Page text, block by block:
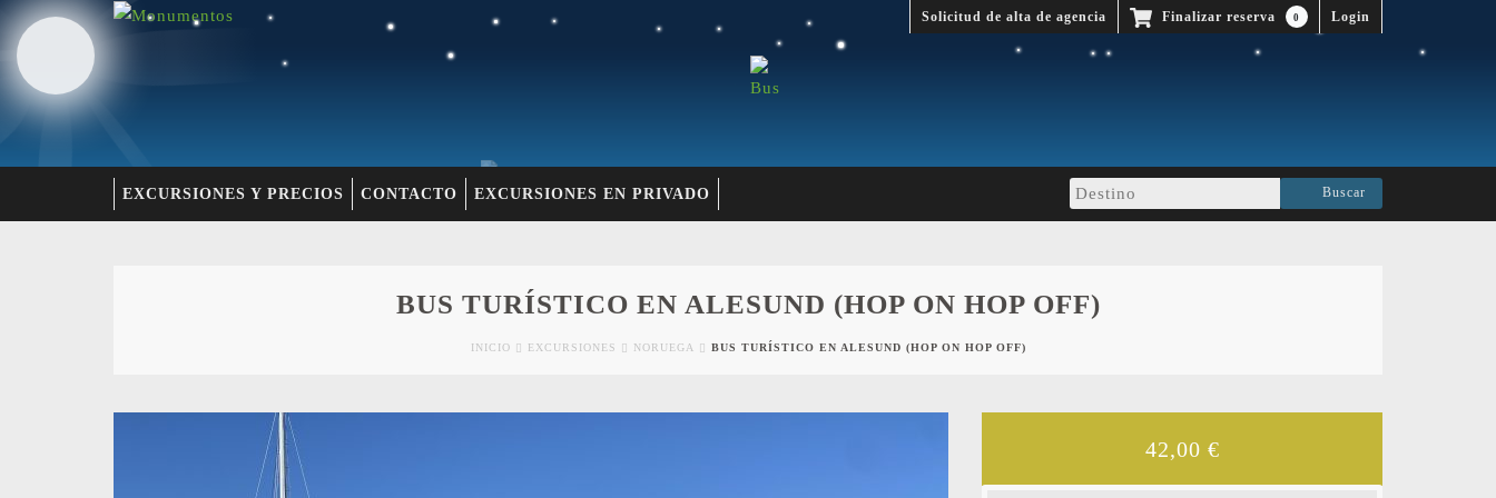
Finalizar reserva 0
Solicitud de alta de agencia
EXCURSIONES Y PRECIOS CONTACTO EXCURSIONES EN PRIVADO Buscar
BUS TURÍSTICO EN ALESUND (HOP ON HOP OFF)
INICIO EXCURSIONES NORUEGA BUS TURÍSTICO EN ALESUND (HOP ON HOP OFF)
42,00 €